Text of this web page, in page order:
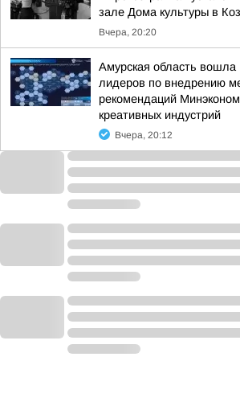
зале Дома культуры в
Вчера, 20:20
Амурская область вошла
лидеров по внедрению
рекомендаций
креативных индустрий
Вчера, 20:12